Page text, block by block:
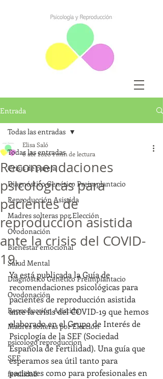
Entrada
Todas las entradas
Crisis de pareja
Diagnóstico Genético Preimplantacio
Reproducción Asistida
Madres solteras por Elección
Ovodonación
Bienestar emocional
Salud Mental
Diagnóstico Genético Preimplantacio
Ovodonación
Reproducción Asistida
Madres solteras por Elección
psicologo reproduccion
SEF
fertilidad
Todas las entradas
Recomendaciones
psicológicas para
pacientes de
reproducción asistida
ante la crisis del COVID-
19.
Elisa Saló
6 abr 20201 min de lectura
Ya está publicada la Guía de
recomendaciones psicológicas para
pacientes de reproducción asistida
ante la crisis del COVID-19 que hemos
elaborado en el Grupo de Interés de
Psicología de la SEF (Sociedad
Española de Fertilidad). Una guía que
esperamos sea útil tanto para
pacientes como para profesionales en